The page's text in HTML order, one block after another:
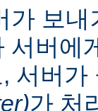
가 보
서버에
서버
가 처